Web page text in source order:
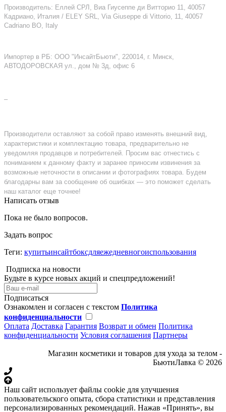
Производитель: Еллей СРЛ, Виа Гиусеппе ди Витторио 11, 40057
Кадриано, Италия / ELEY SRL, Via Giuseppe di Vittorio, 11, 40057
Cadriano BO, Italy
Импортер в РБ: ООО "ИнсайтБьюти", 220014, г. Минск,
АВТОДОРОВСКАЯ ул., дом № 3д, офис 6
–
Производители оставляют за собой право изменять внешний вид,
характеристики и комплектацию товара, предварительно не
уведомляя продавцов и потребителей. Просим вас отнестись с
пониманием к данному факту и заранее приносим извинения за
возможные неточности в описании и фотографиях товара. Будем
благодарны вам за сообщение об ошибках — это поможет сделать
наш каталог еще точнее!
Написать отзыв
Пока не было вопросов.
Задать вопрос
Теги: купитьинсайтбоксдляежедневногоиспользования
Подписка на новости
Будьте в курсе новых акций и спецпредложений!
Подписаться
Ознакомлен и согласен с текстом Политика
конфиденциальности
Оплата Доставка Гарантия Возврат и обмен Политика
конфиденциальности Условия соглашения Партнеры
Магазин косметики и товаров для ухода за телом -
БьютиЛавка © 2026
Наш сайт использует файлы cookie для улучшения
пользовательского опыта, сбора статистики и представления
персонализированных рекомендаций. Нажав «Принять», вы